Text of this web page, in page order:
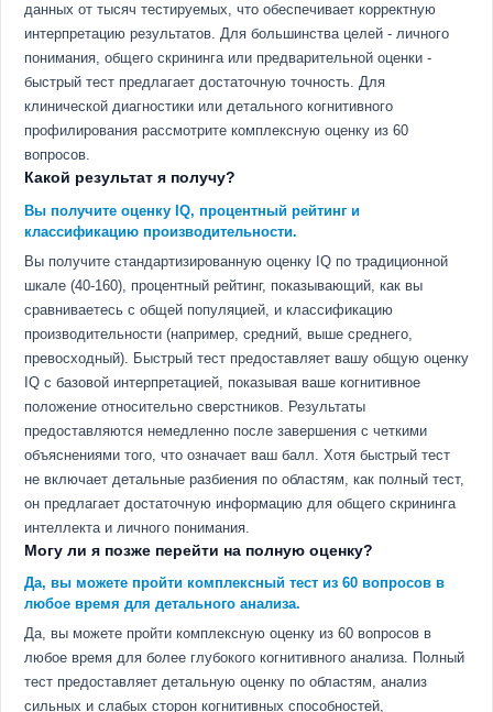
данных от тысяч тестируемых, что обеспечивает корректную
интерпретацию результатов. Для большинства целей - личного
понимания, общего скрининга или предварительной оценки -
быстрый тест предлагает достаточную точность. Для
клинической диагностики или детального когнитивного
профилирования рассмотрите комплексную оценку из 60
вопросов.
Какой результат я получу?
Вы получите оценку IQ, процентный рейтинг и
классификацию производительности.
Вы получите стандартизированную оценку IQ по традиционной
шкале (40-160), процентный рейтинг, показывающий, как вы
сравниваетесь с общей популяцией, и классификацию
производительности (например, средний, выше среднего,
превосходный). Быстрый тест предоставляет вашу общую оценку
IQ с базовой интерпретацией, показывая ваше когнитивное
положение относительно сверстников. Результаты
предоставляются немедленно после завершения с четкими
объяснениями того, что означает ваш балл. Хотя быстрый тест
не включает детальные разбиения по областям, как полный тест,
он предлагает достаточную информацию для общего скрининга
интеллекта и личного понимания.
Могу ли я позже перейти на полную оценку?
Да, вы можете пройти комплексный тест из 60 вопросов в
любое время для детального анализа.
Да, вы можете пройти комплексную оценку из 60 вопросов в
любое время для более глубокого когнитивного анализа. Полный
тест предоставляет детальную оценку по областям, анализ
сильных и слабых сторон когнитивных способностей,